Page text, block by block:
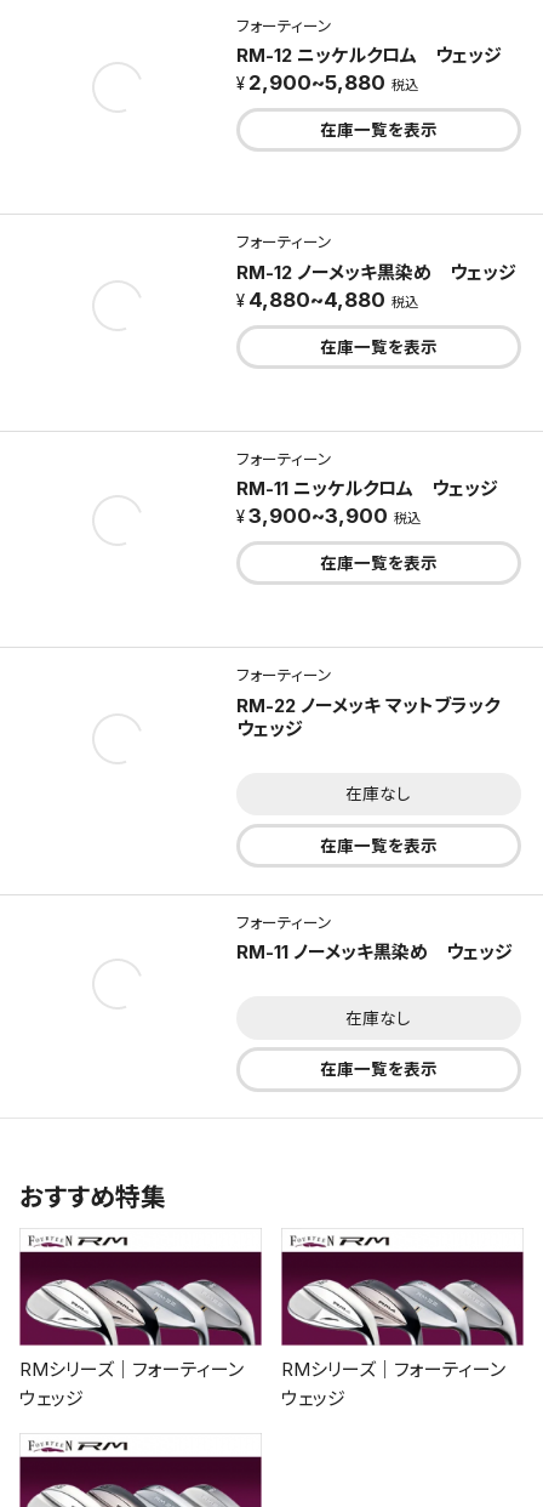
フォーティーン
RM-12 ニッケルクロム ウェッジ
2,900~5,880 税込
在庫一覧を表示
フォーティーン
RM-12 ノーメッキ黒染め ウェッジ
4,880~4,880 税込
在庫一覧を表示
フォーティーン
RM-11 ニッケルクロム ウェッジ
3,900~3,900 税込
在庫一覧を表示
フォーティーン
RM-22 ノーメッキ マットブラック
ウェッジ
在庫なし
在庫一覧を表示
フォーティーン
RM-11 ノーメッキ黒染め ウェッジ
在庫なし
在庫一覧を表示
おすすめ特集
RMシリーズ｜フォーティーン
ウェッジ
RMシリーズ｜フォーティーン
ウェッジ